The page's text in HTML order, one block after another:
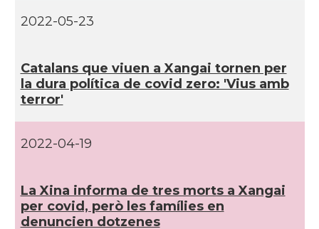
2022-05-23
Catalans que viuen a Xangai tornen per
la dura polí­tica de covid zero: 'Vius amb
terror'
2022-04-19
La Xina informa de tres morts a Xangai
per covid, però les famí­lies en
denuncien dotzenes